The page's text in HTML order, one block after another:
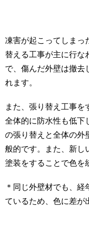
凍害が起こってしまっ
替える工事が主に行な
で、傷んだ外壁は撤去
れます。
また、張り替え工事を
全体的に防水性も低下
の張り替えと全体の外
般的です。また、新し
塗装をすることで色を
＊同じ外壁材でも、
ているため、色に差が